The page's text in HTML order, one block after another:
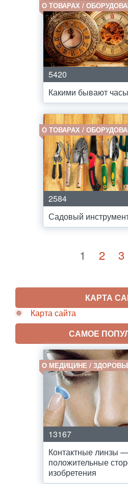
О ТОВАРАХ /
5420
Какими бывают часы
О ТОВАРАХ /
2584
Садовый
1 2 3
КАРТА
Карта сайта
САМОЕ
О МЕДИЦИНЕ /
13167
Контактные линзы —
положительные
изобретения